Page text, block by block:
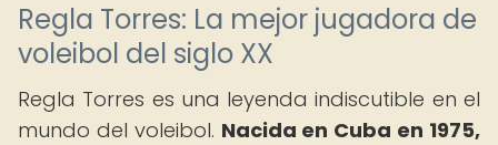
Regla Torres: La mejor jugadora de
voleibol del siglo XX
Regla Torres es una leyenda indiscutible en el
mundo del voleibol. Nacida en Cuba en 1975,